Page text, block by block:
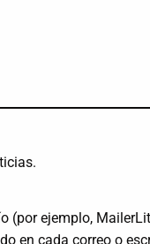
(por ejemplo,
en cada correo o